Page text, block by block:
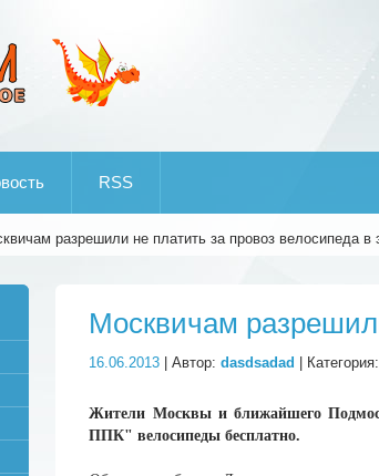
RSS
разрешили не платить за провоз велосипеда в
Москвичам
16.06.2013 | Автор:dasdsadad | Категория:
Жители Москвы и ближайшего
ППК" велосипеды бесплатно.